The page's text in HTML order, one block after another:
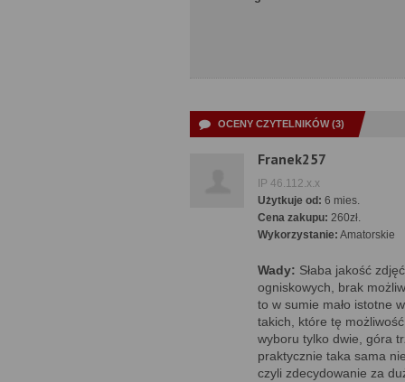
OCENY CZYTELNIKÓW (3)
Franek257
IP 46.112.x.x
Użytkuje od: 6 mies.
Cena zakupu: 260zł.
Wykorzystanie: Amatorskie
Wady: Słaba jakość
ogniskowych, brak
to w sumie mało istotne
takich, które tę
wyboru tylko dwie, góra
praktycznie taka sama
czyli zdecydowanie za